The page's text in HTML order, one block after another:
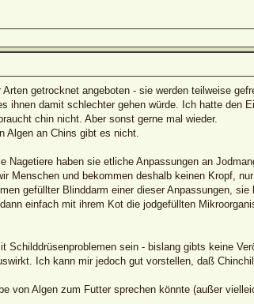
getrocknet angeboten - sie werden teilweise
ihnen damit schlechter gehen würde. Ich hatte den
chin nicht. Aber sonst gerne mal wieder.
Algen an Chins gibt es nicht.
Nagetiere haben sie etliche Anpassungen an
Menschen und bekommen deshalb keinen Kropf,
gefüllter Blinddarm einer dieser Anpassungen,
einfach mit ihrem Kot die jodgefüllten
Schilddrüsenproblemen sein - bislang gibts keine
Ich kann mir jedoch gut vorstellen, daß
von Algen zum Futter sprechen könnte (außer